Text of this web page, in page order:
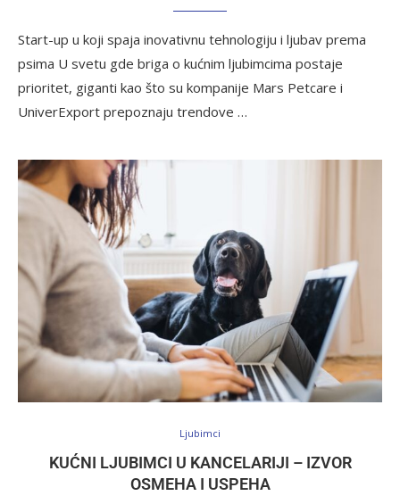
Start-up u koji spaja inovativnu tehnologiju i ljubav prema
psima U svetu gde briga o kućnim ljubimcima postaje
prioritet, giganti kao što su kompanije Mars Petcare i
UniverExport prepoznaju trendove …
Ljubimci
KUĆNI LJUBIMCI U KANCELARIJI – IZVOR
OSMEHA I USPEHA